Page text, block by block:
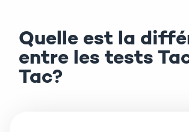
Quelle est la
entre les tests
Tac?